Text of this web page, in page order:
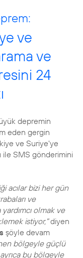
ve
ve
24
depremin
eden gergin
ve Suriye'ye
ile SMS gönderimini
acılar bizi her gün
ve
olmak ve
istiyor,"diyen
şöyle devam
bölgeyle güçlü
ayrıca bu bölgeyle